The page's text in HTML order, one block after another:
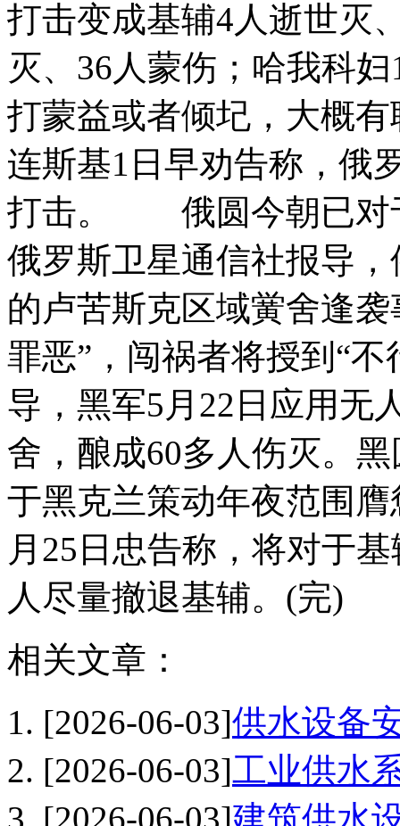
打击变成基辅4人逝世灭
灭、36人蒙伤；哈我科
打蒙益或者倾圮，大概
连斯基1日早劝告称，俄
打击。 俄圆今朝已对
俄罗斯卫星通信社报导
的卢苦斯克区域黉舍逢
罪恶”，闯祸者将授到“
导，黑军5月22日应用无
舍，酿成60多人伤灭。
于黑克兰策动年夜范围
月25日忠告称，将对于
人尽量撤退基辅。(完)
相关文章：
[2026-06-03]供水设备
[2026-06-03]工业供水
[2026-06-03]建筑供水